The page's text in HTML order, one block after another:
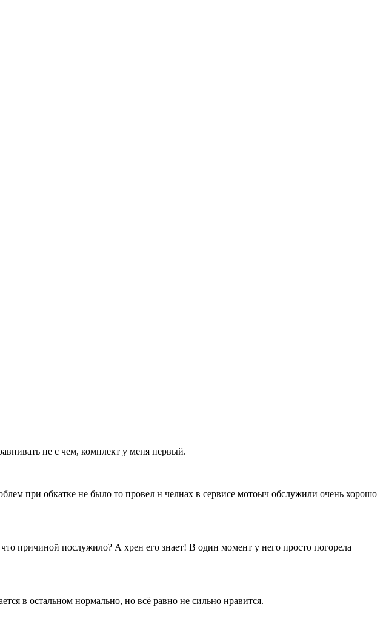
не с чем, комплект у меня первый.
при обкатке не было то провел н челнах в сервисе мотоыч обслужили очень хорошо
причиной послужило? А хрен его знает! В один момент у него просто погорела
в остальном нормально, но всё равно не сильно нравится.